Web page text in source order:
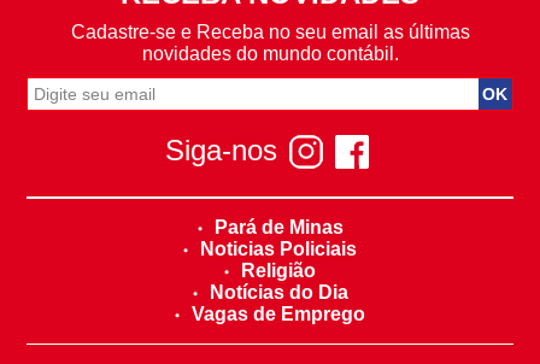
Cadastre-se e Receba no seu email as últimas
novidades do mundo contábil.
Siga-nos
Pará de Minas
Noticias Policiais
Religião
Notícias do Dia
Vagas de Emprego